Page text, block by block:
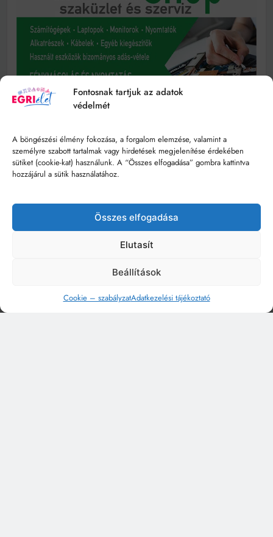
Fontosnak tartjuk az adatok
védelmét
A böngészési élmény fokozása, a forgalom elemzése, valamint a
személyre szabott tartalmak vagy hirdetések megjelenítése érdekében
sütiket (cookie-kat) használunk. A “Összes elfogadása” gombra kattintva
hozzájárul a sütik használatához.
Összes elfogadása
Elutasít
Beállítások
Cookie – szabályzatAdatkezelési tájékoztató